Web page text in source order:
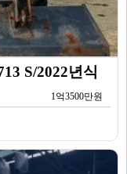
S/2022년식
1억3500만원